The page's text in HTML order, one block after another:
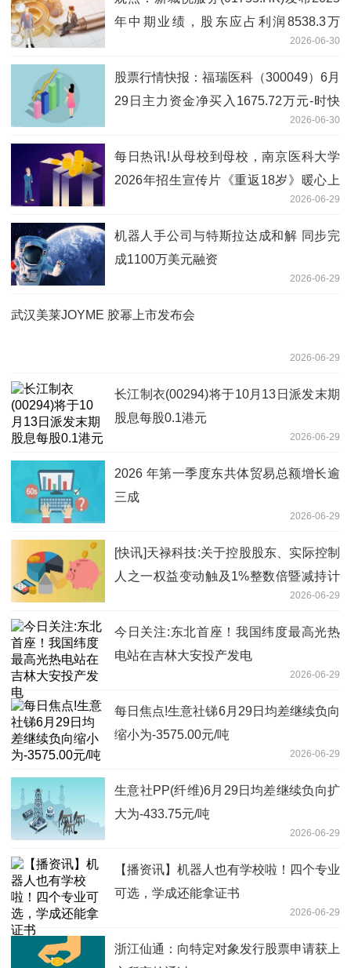
年中期业绩，股东应占利润8538.3万
2026-06-30
股票行情快报：福瑞医科（300049）6月
29日主力资金净买入1675.72万元-时快
2026-06-30
每日热讯!从母校到母校，南京医科大学
2026年招生宣传片《重返18岁》暖心上
2026-06-29
机器人手公司与特斯拉达成和解 同步完
成1100万美元融资
2026-06-29
武汉美莱JOYME 胶幂上市发布会
2026-06-29
长江制衣(00294)将于10月13日派发末期
股息每股0.1港元
2026-06-29
2026 年第一季度东共体贸易总额增长逾
三成
2026-06-29
[快讯]天禄科技:关于控股股东、实际控制
人之一权益变动触及1%整数倍暨减持计
2026-06-29
今日关注:东北首座！我国纬度最高光热
电站在吉林大安投产发电
2026-06-29
每日焦点!生意社锑6月29日均差继续负向
缩小为-3575.00元/吨
2026-06-29
生意社PP(纤维)6月29日均差继续负向扩
大为-433.75元/吨
2026-06-29
【播资讯】机器人也有学校啦！四个专业
可选，学成还能拿证书
2026-06-29
浙江仙通：向特定对象发行股票申请获上